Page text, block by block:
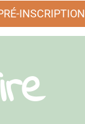
INSCRIPTION